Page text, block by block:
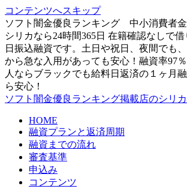
コンテンツへスキップ
ソフト闇金優良ランキング 中小消費者
シリカなら24時間365日 在籍確認なしで
日振込融資です。土日や祝日、夜間でも
から急な入用があっても安心！融資率97
人ならブラックでも給料日返済の１ヶ月
ら安心！
ソフト闇金優良ランキング掲載店のシリカ
HOME
融資プランと返済周期
融資までの流れ
審査基準
申込み
コンテンツ